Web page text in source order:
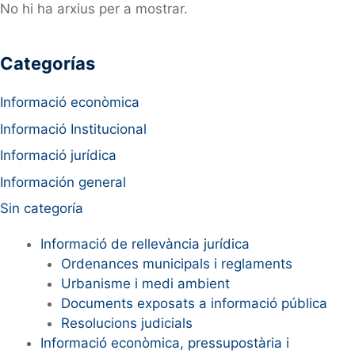
Informació de rellevància jurídica
Ordenances municipals i reglaments
Urbanisme i medi ambient
Documents exposats a informació pública
Resolucions judicials
Informació econòmica, pressupostària i
No hi ha arxius per a mostrar.
Categorías
Informació econòmica
Informació Institucional
Informació jurídica
Información general
Sin categoría